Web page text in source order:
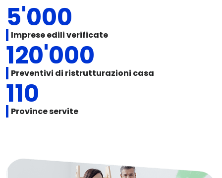
5'000
Imprese edili verificate
120'000
Preventivi di ristrutturazioni casa
110
Province servite